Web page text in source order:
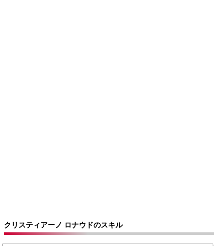
クリスティアーノ ロナウドのスキル